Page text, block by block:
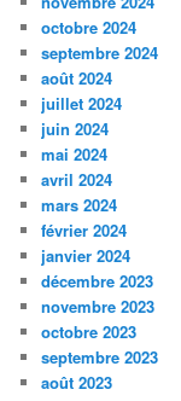
octobre 2024
septembre 2024
août 2024
juillet 2024
juin 2024
mai 2024
avril 2024
mars 2024
février 2024
janvier 2024
décembre 2023
novembre 2023
octobre 2023
septembre 2023
août 2023